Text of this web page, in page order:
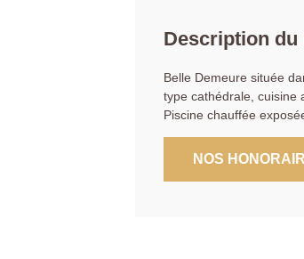
Description du
Belle Demeure située
type cathédrale, cuisine
Piscine chauffée
NOS